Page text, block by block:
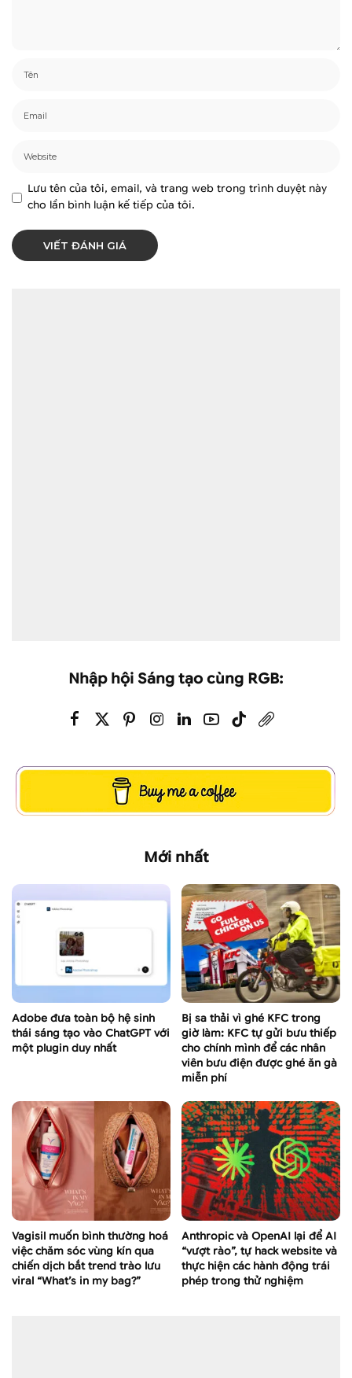
Lưu tên của tôi, email, và trang web trong trình duyệt này
cho lần bình luận kế tiếp của tôi.
Nhập hội Sáng tạo cùng RGB:
Mới nhất
Adobe đưa toàn bộ hệ sinh
thái sáng tạo vào ChatGPT với
một plugin duy nhất
Bị sa thải vì ghé KFC trong
giờ làm: KFC tự gửi bưu thiếp
cho chính mình để các nhân
viên bưu điện được ghé ăn gà
miễn phí
Vagisil muốn bình thường hoá
việc chăm sóc vùng kín qua
chiến dịch bắt trend trào lưu
viral “What’s in my bag?”
Anthropic và OpenAI lại để AI
“vượt rào”, tự hack website và
thực hiện các hành động trái
phép trong thử nghiệm